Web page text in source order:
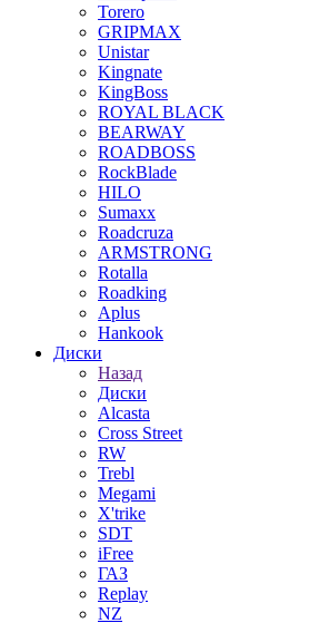
Torero
GRIPMAX
Unistar
Kingnate
KingBoss
ROYAL BLACK
BEARWAY
ROADBOSS
RockBlade
HILO
Sumaxx
Roadcruza
ARMSTRONG
Rotalla
Roadking
Aplus
Hankook
Диски
Назад
Диски
Alcasta
Cross Street
RW
Trebl
Megami
X'trike
SDT
iFree
ГАЗ
Replay
NZ